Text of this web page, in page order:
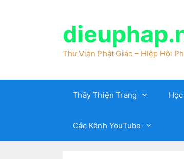
Thư Viện Phật Giáo – HIệp Hội
Thầy Thiện Trang
Các Kênh YouTube